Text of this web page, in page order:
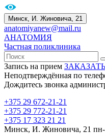
Минск, И. Жиновича, 21
anatomiyanew@mail.ru
АНАТОМИЯ
Частная поликлиника
Запись на прием
Неподтверждённая по
Дождитесь звонка
+375 29 672-21-21
+375 29 772-21-21
+375 17 323 21 21
Минск, И. Жиновича, 21